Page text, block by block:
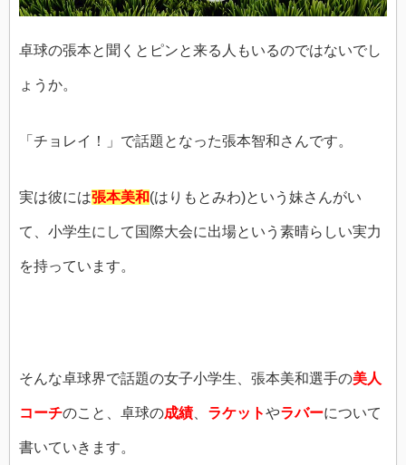
卓球の張本と聞くとピンと来る人もいるのではないでし
ょうか。
「チョレイ！」で話題となった張本智和さんです。
実は彼には張本美和(はりもとみわ)という妹さんがい
て、小学生にして国際大会に出場という素晴らしい実力
を持っています。
そんな卓球界で話題の女子小学生、張本美和選手の美人
コーチのこと、卓球の成績 ラケットやラバーについて
書いていきます。